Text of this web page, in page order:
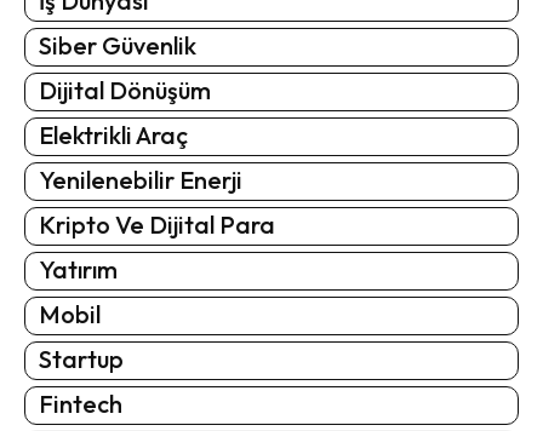
Siber Güvenlik
Dijital Dönüşüm
Elektrikli Araç
Yenilenebilir Enerji
Kripto Ve Dijital Para
Yatırım
Mobil
Startup
Fintech